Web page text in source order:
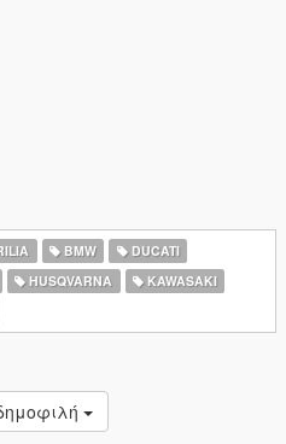
BMW
DUCATI
HUSQVARNA
KAWASAKI